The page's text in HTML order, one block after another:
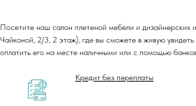
Посетите наш салон плетеной мебели и дизайнерских
Чайконой, 2/3, 2 этаж), где вы сможете в живую
оплатить его на месте наличными или с помощью
Кредит без переплаты
ООО «Малакка
+7 (918) 270-56-03